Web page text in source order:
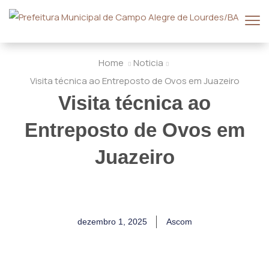
Home
Noticia
Visita técnica ao Entreposto de Ovos em Juazeiro
Visita técnica ao
Entreposto de Ovos em
Juazeiro
dezembro 1, 2025 Ascom